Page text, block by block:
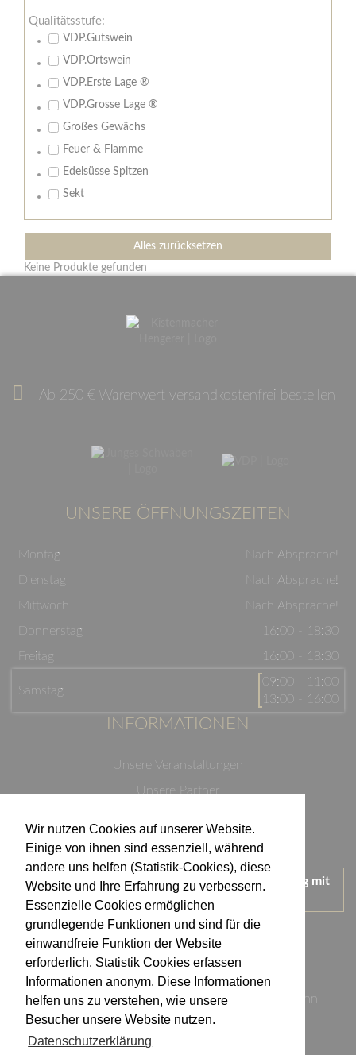
Wir nutzen Cookies auf unserer Website.
Einige von ihnen sind essenziell, während
andere uns helfen (Statistik-Cookies), diese
Website und Ihre Erfahrung zu verbessern.
Essenzielle Cookies ermöglichen
grundlegende Funktionen und sind für die
einwandfreie Funktion der Website
erforderlich. Statistik Cookies erfassen
Informationen anonym. Diese Informationen
helfen uns zu verstehen, wie unsere
Besucher unsere Website nutzen.
Datenschutzerklärung
Qualitätsstufe:
VDP.Gutswein
VDP.Ortswein
VDP.Erste Lage ®
VDP.Grosse Lage ®
Großes Gewächs
Feuer & Flamme
Edelsüsse Spitzen
Sekt
Alles zurücksetzen
Keine Produkte gefunden
Ab 250 € Warenwert versandkostenfrei bestellen
UNSERE ÖFFNUNGSZEITEN
Montag
Nach Absprache!
Dienstag
Nach Absprache!
Mittwoch
Nach Absprache!
Donnerstag
16:00 - 18:30
Freitag
16:00 - 18:30
Samstag
09:00 - 11:00
13:00 - 16:00
INFORMATIONEN
Unsere Veranstaltungen
Unsere Partner
Impressum
Wir treten für einen verantwortungsvollen Umgang mit
Alkohol ein.
KONTAKT
Weingut Kistenmacher & Hengerer
Eugen-Nägele-Straße 23-25, 74074 Heilbronn
info@kistenmacher-hengerer.de